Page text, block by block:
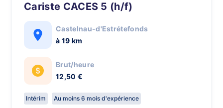
Cariste CACES 5 (h/f)
Castelnau-d'Estrétefonds
à 19 km
Brut/heure
12,50 €
Intérim Au moins 6 mois d'expérience